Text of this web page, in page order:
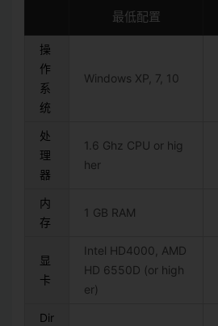
最低配置
操
作
系
统
Windows XP, 7, 10
处
理
器
1.6 Ghz CPU or hig
her
内
存
1 GB RAM
显
卡
Intel HD4000, AMD
HD 6550D (or high
er)
Dir